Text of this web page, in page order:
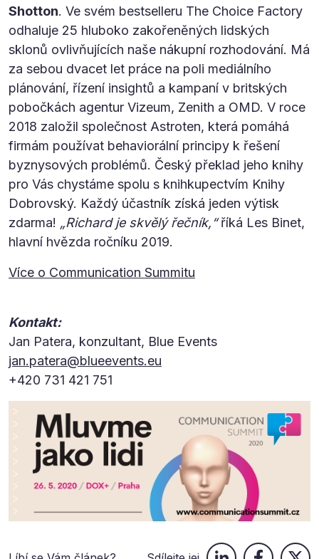
Shotton. Ve svém bestselleru The Choice Factory
odhaluje 25 hluboko zakořeněných lidských
sklonů ovlivňujících naše nákupní rozhodování. Má
za sebou dvacet let práce na poli mediálního
plánování, řízení insightů a kampaní v britských
pobočkách agentur Vizeum, Zenith a OMD. V roce
2018 založil společnost Astroten, která pomáhá
firmám používat behaviorální principy k řešení
byznysových problémů. Český překlad jeho knihy
pro Vás chystáme spolu s knihkupectvím Knihy
Dobrovský. Každý účastník získá jeden výtisk
zdarma! „Richard je skvělý řečník,“říká Les Binet,
hlavní hvězda ročníku 2019.
Více o Communication Summitu
Kontakt:
Jan Patera, konzultant, Blue Events
jan.patera@blueevents.eu
+420 731 421 751